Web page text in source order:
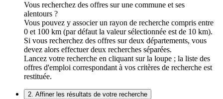
Vous recherchez des offres sur une commune et ses
alentours ?
Vous pouvez y associer un rayon de recherche compris entre
0 et 100 km (par défaut la valeur sélectionnée est de 10 km).
Si vous recherchez des offres sur deux départements, vous
devez alors effectuer deux recherches séparées.
Lancez votre recherche en cliquant sur la loupe ; la liste des
offres d'emploi correspondant à vos critères de recherche est
restituée.
2. Affiner les résultats de votre recherche